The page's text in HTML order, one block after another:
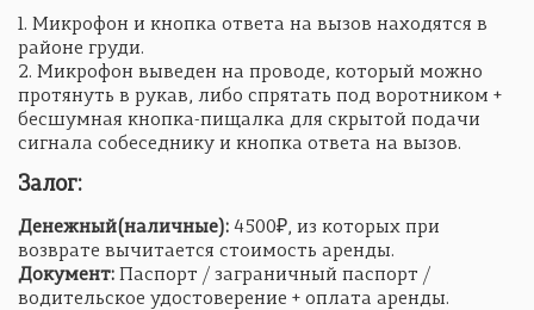
1. Микрофон и кнопка ответа на вызов находятся в
районе груди.
2. Микрофон выведен на проводе, который можно
протянуть в рукав, либо спрятать под воротником +
бесшумная кнопка-пищалка для скрытой подачи
сигнала собеседнику и кнопка ответа на вызов.
Залог:
Денежный(наличные): 4500₽, из которых при
возврате вычитается стоимость аренды.
Документ: Паспорт / заграничный паспорт /
водительское удостоверение + оплата аренды.